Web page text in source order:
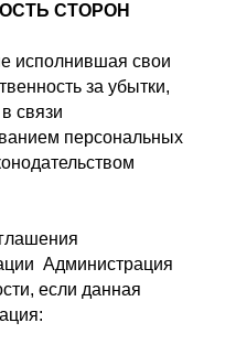
СТОРОН
исполнившая свои
за убытки,
связи
персональных
Администрация
если данная